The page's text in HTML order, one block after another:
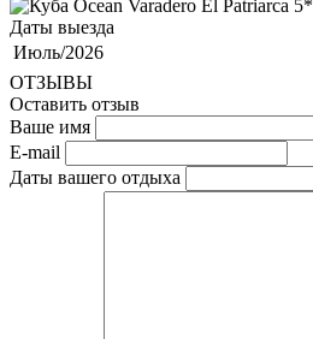
Даты выезда
Июль/2026
ОТЗЫВЫ
Оставить отзыв
Ваше имя
E-mail
Даты вашего отдыха